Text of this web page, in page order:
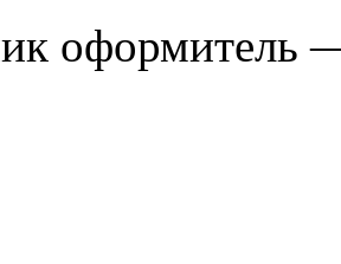
оформитель